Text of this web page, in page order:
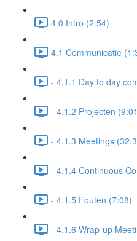
4.0 Intro (2:54)
4.1 Communicatie
- 4.1.1 Day to day
- 4.1.2 Projecten
- 4.1.3 Meetings
- 4.1.4 Continuous
- 4.1.5 Fouten (7:08)
- 4.1.6 Wrap-up